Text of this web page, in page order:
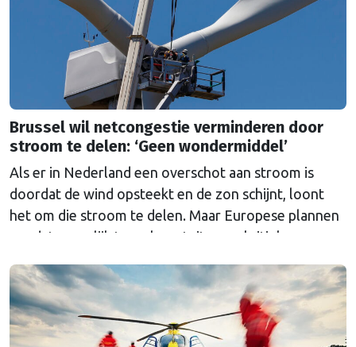
Brussel wil netcongestie verminderen door
stroom te delen: ‘Geen wondermiddel’
Als er in Nederland een overschot aan stroom is
doordat de wind opsteekt en de zon schijnt, loont
het om die stroom te delen. Maar Europese plannen
om dat mogelijk te maken stuiten op kritiek.